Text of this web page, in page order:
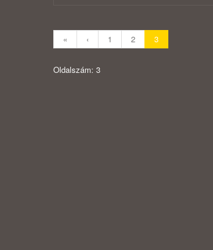
« ‹ 1 2 3
Oldalszám: 3